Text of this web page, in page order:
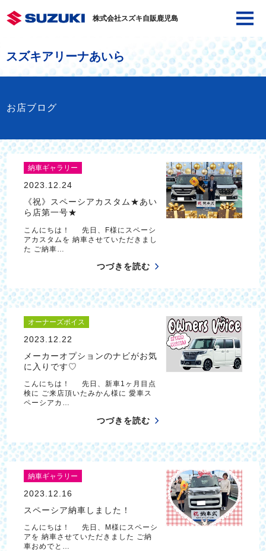
株式会社スズキ自販鹿児島
スズキアリーナあいら
お店ブログ
納車ギャラリー
2023.12.24
《祝》スペーシアカスタム★あい
ら店第一号★
こんにちは！ 先日、F様にスペーシ
アカスタムを 納車させていただきまし
た ご納車…
つづきを読む
オーナーズボイス
2023.12.22
メーカーオプションのナビがお気
に入りです♡
こんにちは！ 先日、新車1ヶ月目点
検に ご来店頂いたみかん様に 愛車ス
ペーシアカ…
つづきを読む
納車ギャラリー
2023.12.16
スペーシア納車しました！
こんにちは！ 先日、M様にスペーシ
アを 納車させていただきました ご納
車おめでと…